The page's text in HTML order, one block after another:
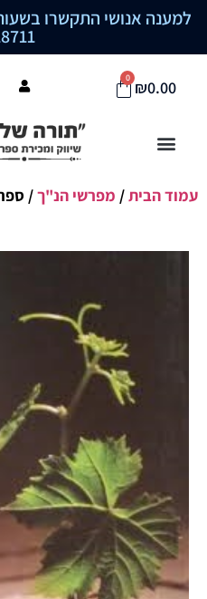
למענה אנושי התקשרו בשעות 09:00-19:00
₪0.00
0
עמוד הבית/ מפרשי הנ"ך/